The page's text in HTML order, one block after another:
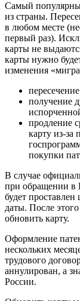
Самый
из страны.
в любом месте
первый раз).
карты не
карты нужно
изменения
получение
продление
карту из-за
покупки
В случае
при обращении
будет
даты. После
обновить карту.
Оформление
нескольких
трудового
аннулирован, а
России.